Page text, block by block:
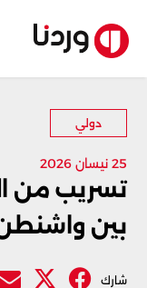
دولي
25 نيسان 2026
تسريب من
بين
شارك